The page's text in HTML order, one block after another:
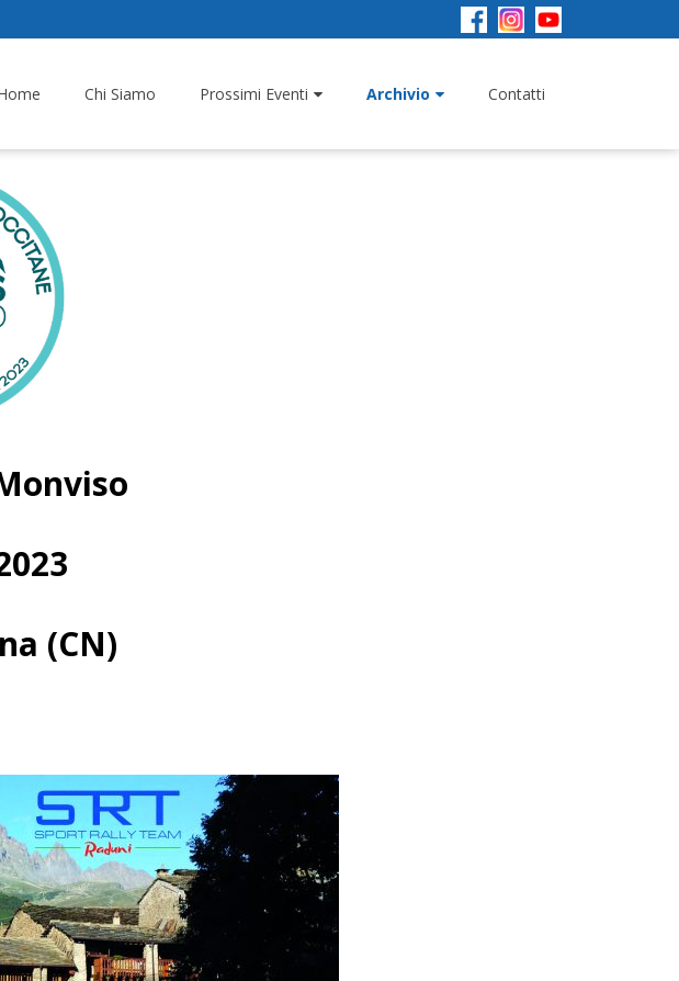
Chi Siamo Prossimi Eventi Archivio Contatti
(CN)